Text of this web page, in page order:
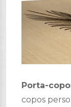
Porta-
copos